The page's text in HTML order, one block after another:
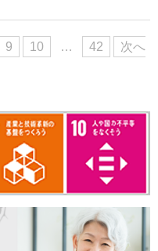
9 10 … 42
次へ